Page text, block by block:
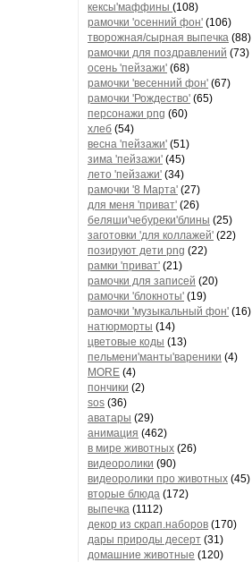
кексы'маффины (108)
рамочки 'осенний фон' (106)
творожная/сырная выпечка (88)
рамочки для поздравлений (73)
осень 'пейзажи' (68)
рамочки 'весенний фон' (67)
рамочки 'Рождество' (65)
персонажи png (60)
хлеб (54)
весна 'пейзажи' (51)
зима 'пейзажи' (45)
лето 'пейзажи' (34)
рамочки '8 Марта' (27)
для меня 'приват' (26)
беляши'чебуреки'блины (25)
заготовки 'для коллажей' (22)
позируют дети png (22)
рамки 'приват' (21)
рамочки для записей (20)
рамочки 'блокноты' (19)
рамочки 'музыкальный фон' (16)
натюрморты (14)
цветовые коды (13)
пельмени'манты'вареники (4)
MORE (4)
пончики (2)
sos (36)
аватары (29)
анимация (462)
в мире животных (26)
видеоролики (90)
видеоролики про животных (45)
вторые блюда (172)
выпечка (1112)
декор из скрап.наборов (170)
дары природы десерт (31)
домашние животные (120)